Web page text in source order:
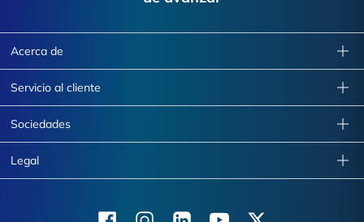
Acerca de
Servicio al cliente
Sociedades
Legal